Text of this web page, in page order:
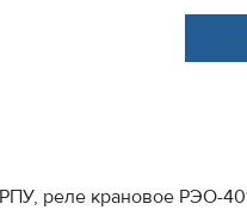
реле крановое РЭО-